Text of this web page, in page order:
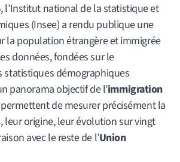
, l’Institut national de la statistique et
(Insee) a rendu publique une
la population étrangère et immigrée
données, fondées sur le
statistiques démographiques
panorama objectif de l’immigration
de mesurer précisément la
, leur origine, leur évolution sur vingt
avec le reste de l’Union